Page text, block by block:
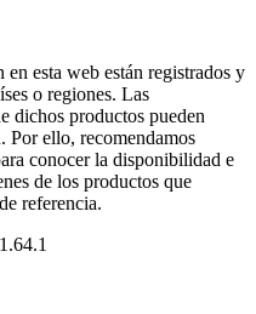
esta web están registrados y
o regiones. Las
dichos productos pueden
Por ello, recomendamos
conocer la disponibilidad e
de los productos que
referencia.
1.64.1